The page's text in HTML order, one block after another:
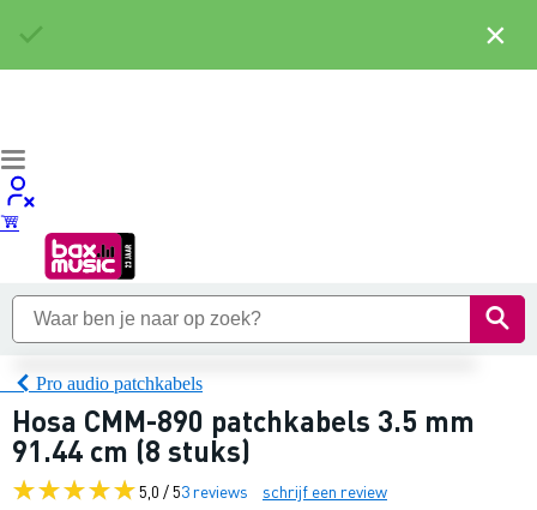
Pro audio patchkabels
Hosa CMM-890 patchkabels 3.5 mm
91.44 cm (8 stuks)
5,0 / 53 reviews schrijf een review
×